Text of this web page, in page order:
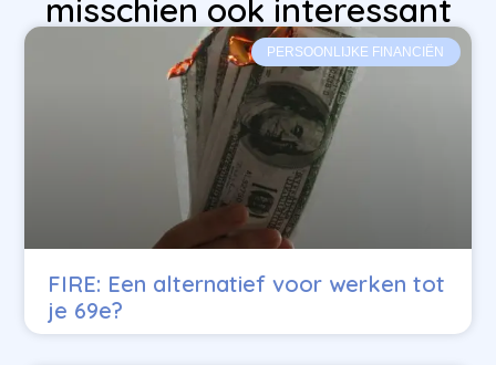
misschien ook interessant
PERSOONLIJKE FINANCIËN
FIRE: Een alternatief voor werken tot
je 69e?